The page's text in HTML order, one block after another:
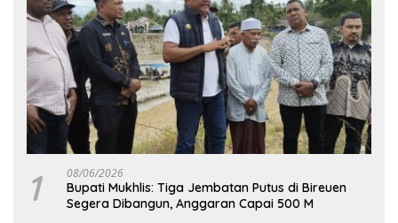
1 08/06/2026
Bupati Mukhlis: Tiga Jembatan Putus di Bireuen
Segera Dibangun, Anggaran Capai 500 M